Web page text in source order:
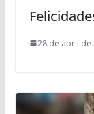
28 de abril de